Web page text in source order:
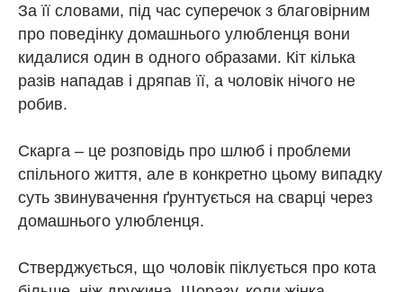
За її словами, під час суперечок з благовірним
про поведінку домашнього улюбленця вони
кидалися один в одного образами. Кіт кілька
разів нападав і дряпав її, а чоловік нічого не
робив.
Скарга – це розповідь про шлюб і проблеми
спільного життя, але в конкретно цьому випадку
суть звинувачення ґрунтується на сварці через
домашнього улюбленця.
Стверджується, що чоловік піклується про кота